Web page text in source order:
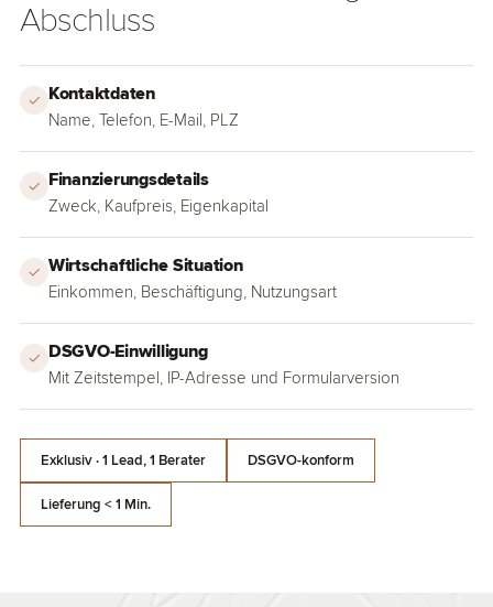
Abschluss
✓ Kontaktdaten
Name, Telefon, E-Mail, PLZ
✓ Finanzierungsdetails
Zweck, Kaufpreis, Eigenkapital
✓ Wirtschaftliche Situation
Einkommen, Beschäftigung, Nutzungsart
✓ DSGVO-Einwilligung
Mit Zeitstempel, IP-Adresse und Formularversion
Exklusiv · 1 Lead, 1 Berater DSGVO-konform
Lieferung < 1 Min.